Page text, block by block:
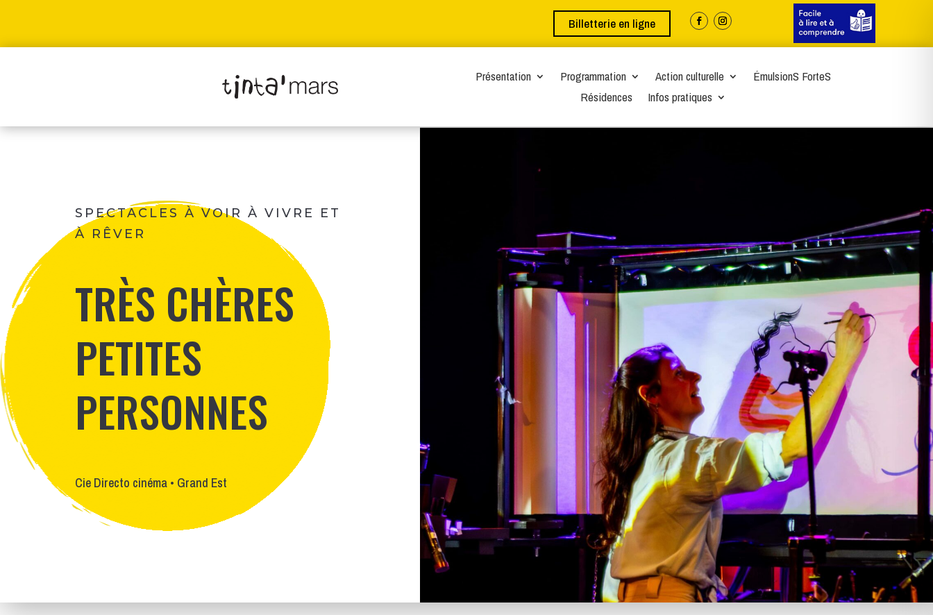
Billetterie en ligne
Présentation Programmation Action culturelle
ÉmulsionS ForteS
Résidences
Infos pratiques
SPECTACLES À VOIR À VIVRE ET
À RÊVER
TRÈS CHÈRES
PETITES
PERSONNES
Cie Directo cinéma • Grand Est